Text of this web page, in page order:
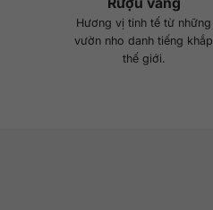
Hương vị tinh tế từ những
vườn nho danh tiếng khắp
thế giới.